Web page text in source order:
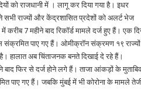
को राजधानी में । लागू कर दिया गया है। इधर
राज्यों और केंद्रशासित प्रदेशों को अलर्ट भेज
करीब 7 महीने बाद रिकॉर्ड मामले दर्ज हुए हैं। एक
संक्रमित पाए गए हैं। ओमीक्रॉन संक्रमण १९ राज्यों
हालात अब चिंताजनक बनते दिखाई दे रहे हैं।
बाद फिर से दर्ज होने लगे हैं। ताजा आंकड़ों के
पाए गए हैं। जबकि मुंबई में भी कोरोना के मामले